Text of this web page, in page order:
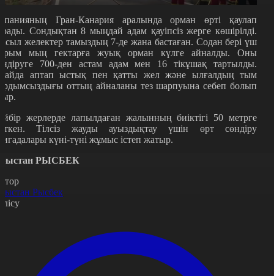
Гран-Канария аралында орман өрті қаулап
Сондықтан 8 мыңдай адам қауіпсіз жерге көшірілді.
желектер тамыздың 7-де жана бастаған. Содан бері үш
мың гектарға жуық орман күлге айналды. Оны
700-ден астам адам мен 16 тікұшақ тартылды.
аптап ыстық пен қатты жел және ылғалдың тым
оттың айналаны тез шарпуына себеп болып
жерлерде лапылдаған жалынның биіктігі 50 метрге
Тілсіз жауды ауыздықтау үшін өрт сөндіру
күні-түні жұмыс істеп жатыр.
РЫСБЕК
Рысбек